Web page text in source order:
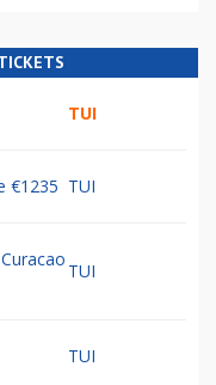
TUI
€1235 TUI
TUI
TUI